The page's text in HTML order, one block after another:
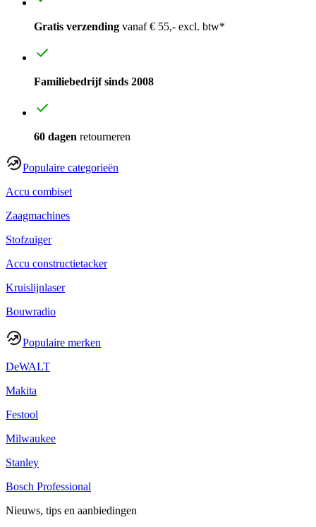
Gratis verzending vanaf € 55,- excl. btw*
Familiebedrijf sinds 2008
60 dagen retourneren
Populaire categorieën
Accu combiset
Zaagmachines
Stofzuiger
Accu constructietacker
Kruislijnlaser
Bouwradio
Populaire merken
DeWALT
Makita
Festool
Milwaukee
Stanley
Bosch Professional
Nieuws, tips en aanbiedingen